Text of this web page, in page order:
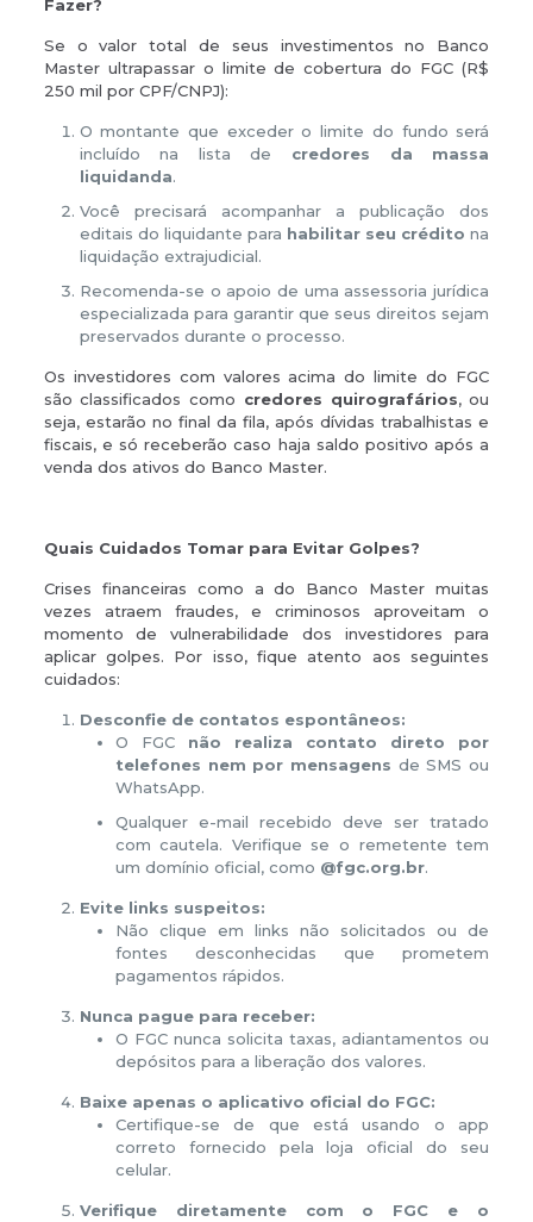
Fazer?
Se o valor total de seus investimentos no Banco
Master ultrapassar o limite de cobertura do FGC (R$
250 mil por CPF/CNPJ):
O montante que exceder o limite do fundo será
incluído na lista de credores da massa
liquidanda.
Você precisará acompanhar a publicação dos
editais do liquidante para habilitar seu crédito na
liquidação extrajudicial.
Recomenda-se o apoio de uma assessoria jurídica
especializada para garantir que seus direitos sejam
preservados durante o processo.
Os investidores com valores acima do limite do FGC
são classificados como credores quirografários, ou
seja, estarão no final da fila, após dívidas trabalhistas e
fiscais, e só receberão caso haja saldo positivo após a
venda dos ativos do Banco Master.
Quais Cuidados Tomar para Evitar Golpes?
Crises financeiras como a do Banco Master muitas
vezes atraem fraudes, e criminosos aproveitam o
momento de vulnerabilidade dos investidores para
aplicar golpes. Por isso, fique atento aos seguintes
cuidados:
Desconfie de contatos espontâneos:
O FGC não realiza contato direto por
telefones nem por mensagens de SMS ou
WhatsApp.
Qualquer e-mail recebido deve ser tratado
com cautela. Verifique se o remetente tem
um domínio oficial, como @fgc.org.br.
Evite links suspeitos:
Não clique em links não solicitados ou de
fontes desconhecidas que prometem
pagamentos rápidos.
Nunca pague para receber:
O FGC nunca solicita taxas, adiantamentos ou
depósitos para a liberação dos valores.
Baixe apenas o aplicativo oficial do FGC:
Certifique-se de que está usando o app
correto fornecido pela loja oficial do seu
celular.
Verifique diretamente com o FGC e o